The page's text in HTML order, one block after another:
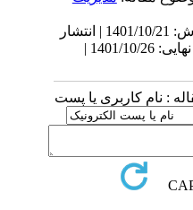
دریافت: 1401/9/22 | پذیرش: 1401/10/21 | انتشار
الکترونیک پیش از انتشار نهایی: 1401/10/26 |
: نام کاربری یا پست